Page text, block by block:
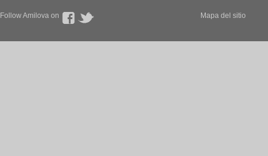
Follow Amilova on Mapa del sitio